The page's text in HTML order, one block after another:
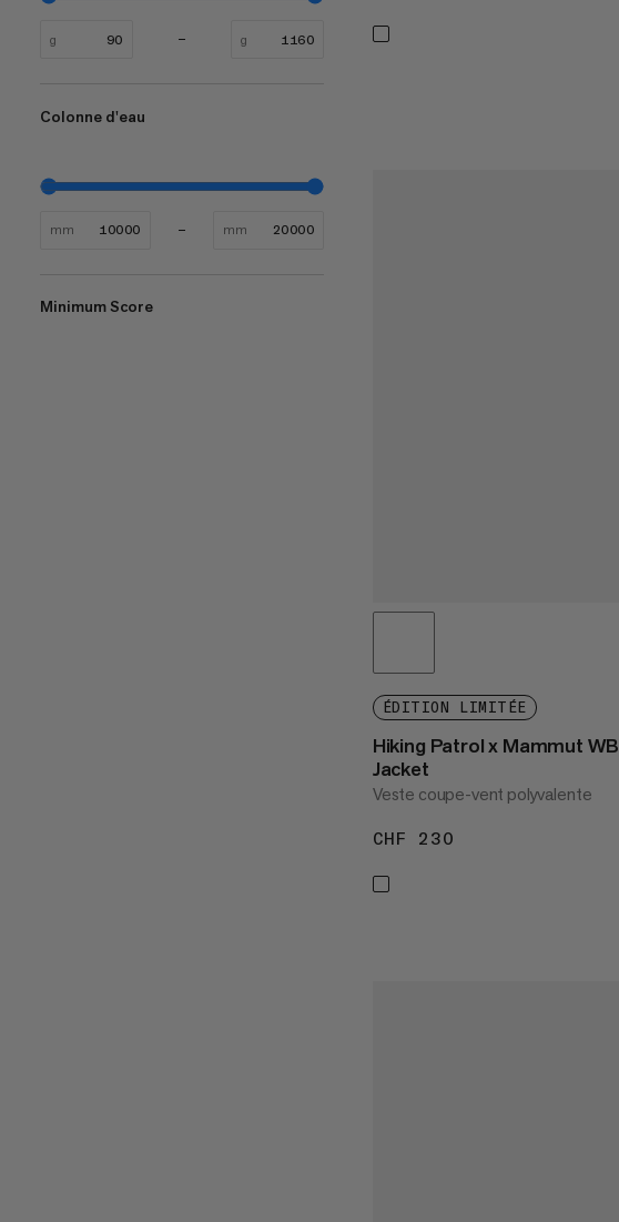
g g
Colonne d'eau
mm mm
Minimum Score
ÉDITION LIMITÉE
Hiking Patrol x Mammut WB
Jacket
Veste coupe-vent polyvalente
CHF 230